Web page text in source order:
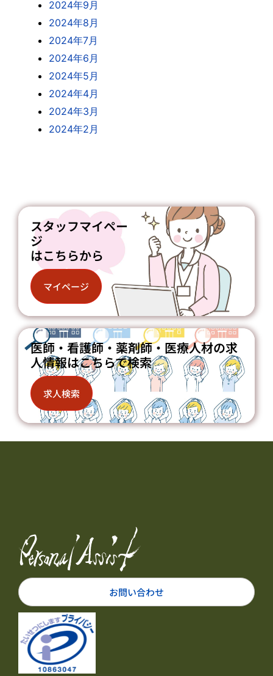
2024年9月
2024年8月
2024年7月
2024年6月
2024年5月
2024年4月
2024年3月
2024年2月
スタッフマイペー
ジ
はこちらから
マイページ
医師・看護師・薬剤師・医療人材の求
人情報はこちらで検索
求人検索
お問い合わせ